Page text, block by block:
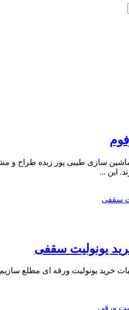
سازی طیبی پور زبده طراح و
این ...
یونولیت سقفی
خرید یونولیت ورقه ای مطلع